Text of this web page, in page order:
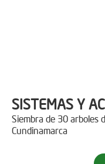
SISTEMAS Y
Siembra de 30 arboles
Cundinamarca